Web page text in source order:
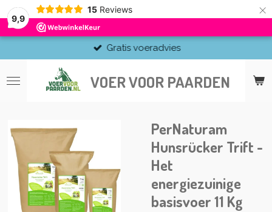
9,9
15 Reviews ×
VOER VOOR PAARDEN
Gratis voeradvies
PerNaturam
Hunsrücker Trift -
Het
energiezuinige
basisvoer 11 Kg